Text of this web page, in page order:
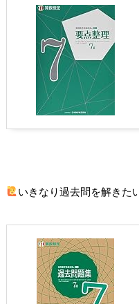
いきなり過去問を解きた